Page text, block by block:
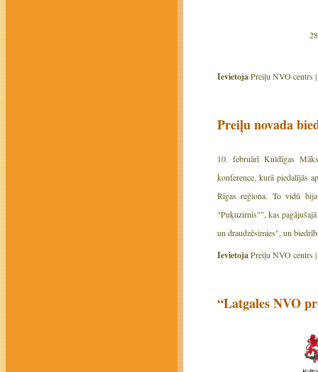
IevietojaPreiļu NVO centrs |
Preiļu novada
10. februārī Kuldīgas
konference, kurā piedalījās
Rīgas reģiona. To vidū
"Puķuzirnis"", kas
un draudzēsimies", un
IevietojaPreiļu NVO centrs |
“Latgales NVO